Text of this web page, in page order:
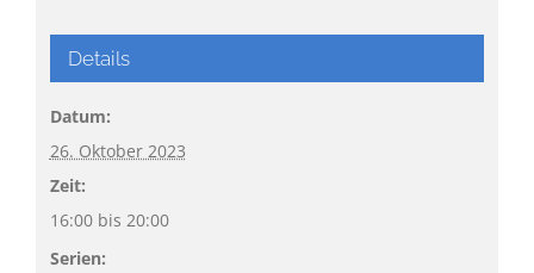
Details
Datum:
26. Oktober 2023
Zeit:
16:00 bis 20:00
Serien: